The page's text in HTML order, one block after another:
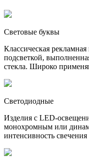
Световые буквы
Классическая
подсветкой,
стекла. Широко
Светодиодные
Изделия с LED-
монохромным или
интенсивность свечения